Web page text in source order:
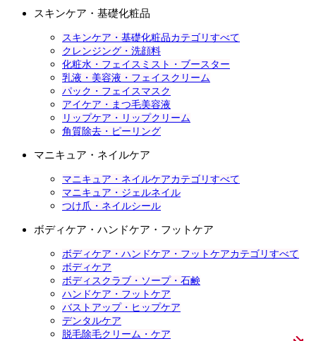
スキンケア・基礎化粧品
スキンケア・基礎化粧品カテゴリすべて
クレンジング・洗顔料
化粧水・フェイスミスト・ブースター
乳液・美容液・フェイスクリーム
パック・フェイスマスク
アイケア・まつ毛美容液
リップケア・リップクリーム
角質除去・ピーリング
マニキュア・ネイルケア
マニキュア・ネイルケアカテゴリすべて
マニキュア・ジェルネイル
つけ爪・ネイルシール
ボディケア・ハンドケア・フットケア
ボディケア・ハンドケア・フットケアカテゴリすべて
ボディケア
ボディスクラブ・ソープ・石鹸
ハンドケア・フットケア
バストアップ・ヒップケア
デンタルケア
脱毛除毛クリーム・ケア